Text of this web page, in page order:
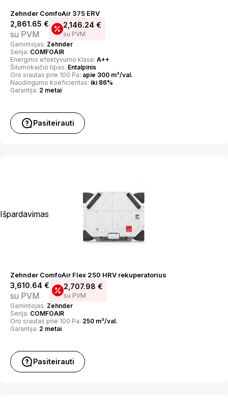
Zehnder ComfoAir 375 ERV
2,861.65 €
su PVM
2,146.24 €
su PVM
Gamintojas: Zehnder
Serija: COMFOAIR
Energinio efektyvumo klasė: A++
Šilumokaičio tipas: Entalpinis
Oro srautas prie 100 Pa: apie 300 m³/val.
Naudingumo koeficientas: iki 86%
Garantija: 2 metai
Pasiteirauti
Išpardavimas
Zehnder ComfoAir Flex 250 HRV rekuperatorius
3,610.64 €
su PVM
2,707.98 €
su PVM
Gamintojas: Zehnder
Serija: COMFOAIR
Oro srautas prie 100 Pa: 250 m³/val.
Garantija: 2 metai
Pasiteirauti